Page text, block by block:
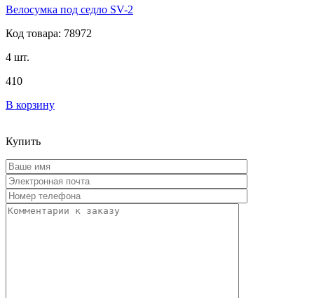
Велосумка под седло SV-2
Код товара: 78972
4 шт.
410
В корзину
Купить